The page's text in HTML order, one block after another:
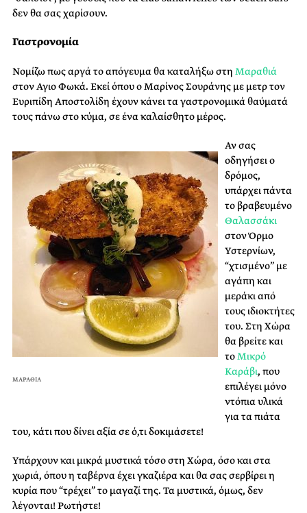
δεν θα σας χαρίσουν.
Γαστρονομία
Νομίζω πως αργά το απόγευμα θα καταλήξω στη Μαραθιά
στον Αγιο Φωκά. Εκεί όπου ο Μαρίνος Σουράνης με μετρ τον
Ευριπίδη Αποστολίδη έχουν κάνει τα γαστρονομικά θαύματά
τους πάνω στο κύμα, σε ένα καλαίσθητο μέρος.
ΜΑΡΑΘΙΑ
Αν σας
οδηγήσει ο
δρόμος,
υπάρχει πάντα
το βραβευμένο
Θαλασσάκι
στον Όρμο
Υστερνίων,
“χτισμένο” με
αγάπη και
μεράκι από
τους ιδιοκτήτες
του. Στη Χώρα
θα βρείτε και
τοΜικρό
Καράβι, που
επιλέγει μόνο
ντόπια υλικά
για τα πιάτα
του, κάτι που δίνει αξία σε ό,τι δοκιμάσετε!
Υπάρχουν και μικρά μυστικά τόσο στη Χώρα, όσο και στα
χωριά, όπου η ταβέρνα έχει γκαζιέρα και θα σας σερβίρει η
κυρία που “τρέχει” το μαγαζί της. Τα μυστικά, όμως, δεν
λέγονται! Ρωτήστε!